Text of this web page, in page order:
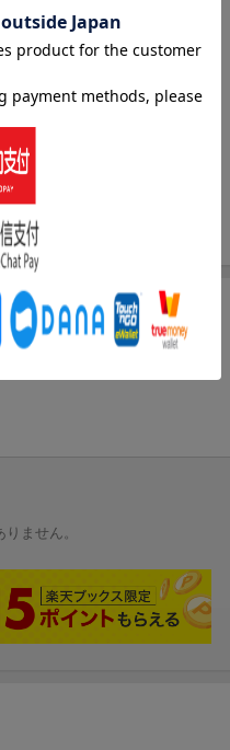
図書館を見る〔ほか〕
ースより）
０年勤務。就実大学、ノー
南大学で非常勤講師。現
はこの書籍が刊行された当
ません。